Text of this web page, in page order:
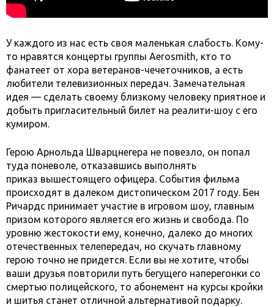
У каждого из нас есть своя маленькая слабость. Кому-
то нравятся концерты группы Aerosmith, кто то
фанатеет от хора ветеранов-чечеточников, а есть
любители телевизионных передач. Замечательная
идея — сделать своему близкому человеку приятное и
добыть пригласительный билет на реалити-шоу с его
кумиром.
Герою Арнольда Шварцнегера не повезло, он попал
туда поневоле, отказавшись выполнять
приказ вышестоящего офицера. События фильма
происходят в далеком дистопическом 2017 году. Бен
Ричардс принимает участие в игровом шоу, главным
призом которого является его жизнь и свобода. По
уровню жестокости ему, конечно, далеко до многих
отечественных телепередач, но скучать главному
герою точно не придется. Если вы не хотите, чтобы
ваши друзья повторили путь бегущего наперегонки со
смертью полицейского, то абонемент на курсы кройки
и шитья станет отличной альтернативой подарку.